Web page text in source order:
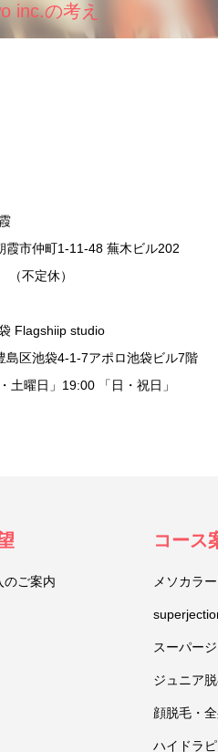
inc.の考え
霞市仲町1-11-48 蕪木ビル202
不定休）
Flagshiip studio
島区池袋4-1-7アポロ池袋ビル7階
土曜日」19:00 「日・祝日」
のご案内
コース
メソカラ
スーパー
ジュニア
顔脱毛・
ハイドラ